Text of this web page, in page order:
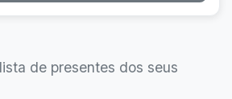
de presentes dos seus